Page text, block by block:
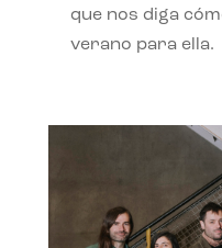
que nos diga
verano para ella.